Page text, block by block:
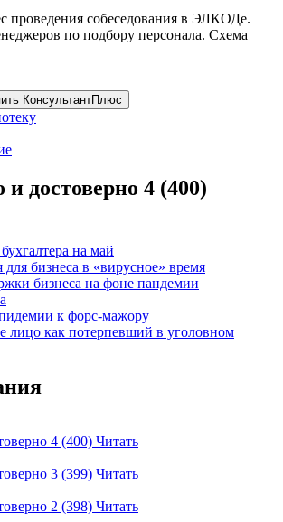
проведения собеседования в ЭЛКОДе.
по подбору персонала. Схема
КонсультантПлюс
достоверно 4 (400)
на май
бизнеса в «вирусное» время
бизнеса на фоне пандемии
к форс-мажору
лицо как потерпевший в уголовном
4 (400) Читать
3 (399) Читать
2 (398) Читать